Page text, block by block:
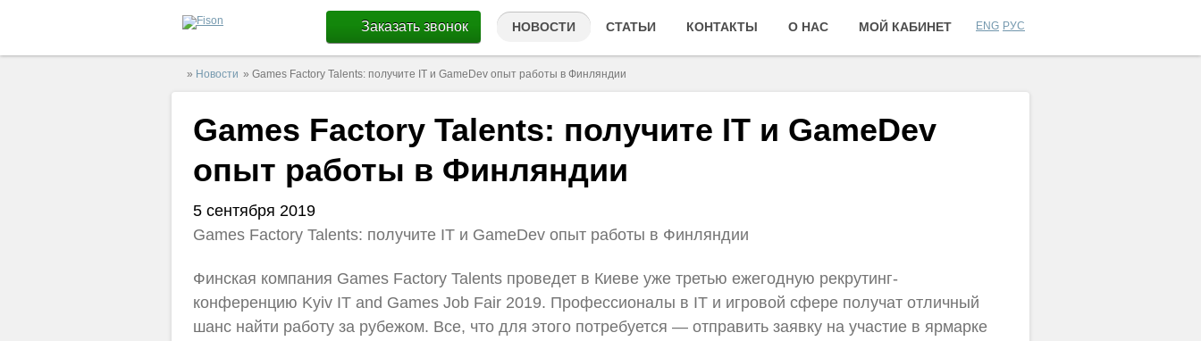
РУС
ENG
НОВОСТИ СТАТЬИ КОНТАКТЫ О НАС МОЙ КАБИНЕТ
Заказать звонок
» Новости » Games Factory Talents: получите IT и GameDev опыт работы в Финляндии
Games Factory Talents: получите IT и GameDev
опыт работы в Финляндии
5 сентября 2019
Games Factory Talents: получите IT и GameDev опыт работы в Финляндии
Финская компания Games Factory Talents проведет в Киеве уже третью ежегодную рекрутинг-
конференцию Kyiv IT and Games Job Fair 2019. Профессионалы в IT и игровой сфере получат отличный
шанс найти работу за рубежом. Все, что для этого потребуется — отправить заявку на участие в ярмарке